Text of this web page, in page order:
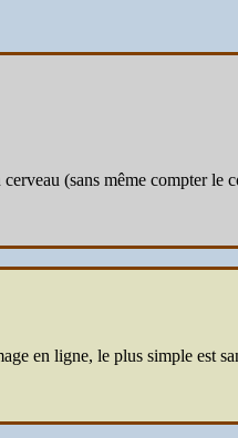
(sans même compter le
en ligne, le plus simple est